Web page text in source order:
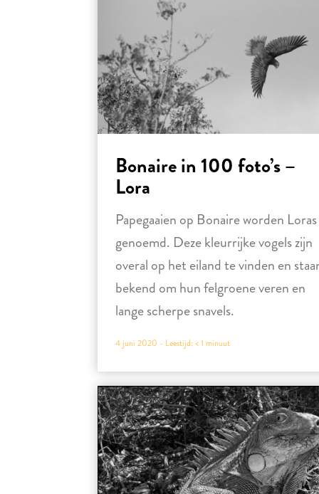
Bonaire in 100 foto’s –
Lora
Papegaaien op Bonaire worden Loras
genoemd. Deze kleurrijke vogels zijn
overal op het eiland te vinden en
bekend om hun felgroene veren en
lange scherpe snavels.
4 juni 2020 - Leestijd: < 1 minuut